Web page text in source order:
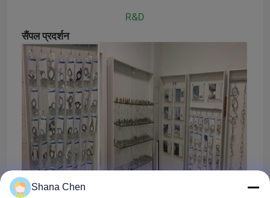
घर
उत्पादों
वीडियो
R&D
सैंपल प्रदर्शन
Shana Chen